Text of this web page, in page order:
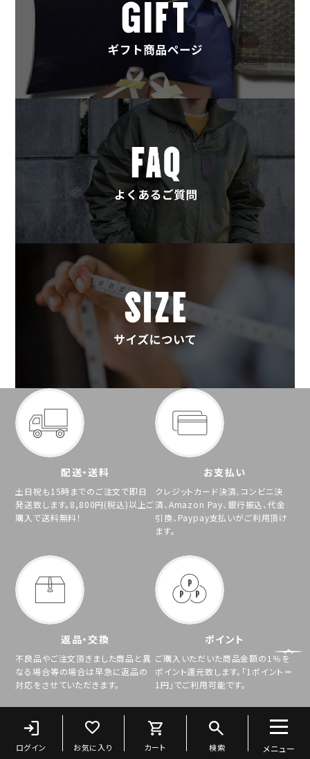
配送・送料
土日祝も15時までのご注文で即日
発送致します。8,800円(税込)以上ご
購入で送料無料！
お支払い
クレジットカード決済、コンビニ決
済、Amazon Pay、銀行振込、代金
引換、Paypay支払いがご利用頂け
ます。
返品・交換
不良品やご注文頂きました商品と異
なる場合等の場合は早急に返品の
対応をさせていただきます。
ポイント
ご購入いただいた商品金額の1％を
ポイント還元致します。「1ポイント＝
1円」でご利用可能です。
ご利用ガイドはこちら